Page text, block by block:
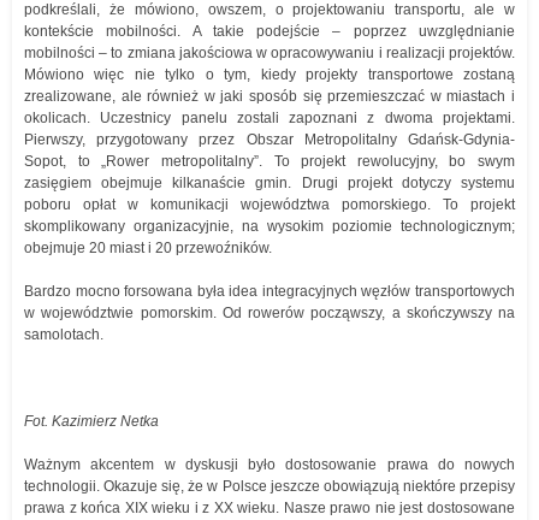
podkreślali, że mówiono, owszem, o projektowaniu transportu, ale w
kontekście mobilności. A takie podejście – poprzez uwzględnianie
mobilności – to zmiana jakościowa w opracowywaniu i realizacji projektów.
Mówiono więc nie tylko o tym, kiedy projekty transportowe zostaną
zrealizowane, ale również w jaki sposób się przemieszczać w miastach i
okolicach. Uczestnicy panelu zostali zapoznani z dwoma projektami.
Pierwszy, przygotowany przez Obszar Metropolitalny Gdańsk-Gdynia-
Sopot, to „Rower metropolitalny”. To projekt rewolucyjny, bo swym
zasięgiem obejmuje kilkanaście gmin. Drugi projekt dotyczy systemu
poboru opłat w komunikacji województwa pomorskiego. To projekt
skomplikowany organizacyjnie, na wysokim poziomie technologicznym;
obejmuje 20 miast i 20 przewoźników.
Bardzo mocno forsowana była idea integracyjnych węzłów transportowych
w województwie pomorskim. Od rowerów począwszy, a skończywszy na
samolotach.
Fot. Kazimierz Netka
Ważnym akcentem w dyskusji było dostosowanie prawa do nowych
technologii. Okazuje się, że w Polsce jeszcze obowiązują niektóre przepisy
prawa z końca XIX wieku i z XX wieku. Nasze prawo nie jest dostosowane